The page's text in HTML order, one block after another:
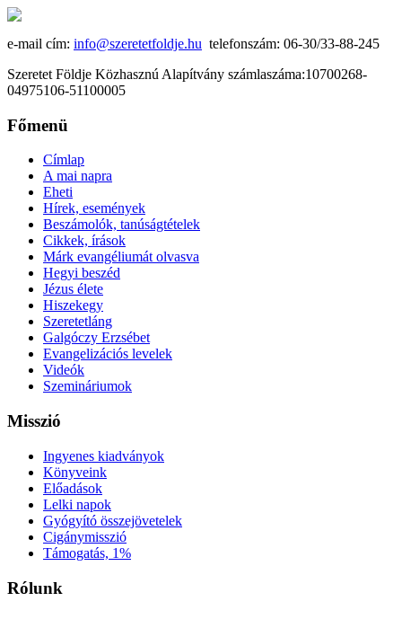
e-mail cím: info@szeretetfoldje.hu telefonszám: 06-30/33-88-245
Szeretet Földje Közhasznú Alapítvány számlaszáma:10700268-
04975106-51100005
Főmenü
Címlap
A mai napra
Eheti
Hírek, események
Beszámolók, tanúságtételek
Cikkek, írások
Márk evangéliumát olvasva
Hegyi beszéd
Jézus élete
Hiszekegy
Szeretetláng
Galgóczy Erzsébet
Evangelizációs levelek
Videók
Szemináriumok
Misszió
Ingyenes kiadványok
Könyveink
Előadások
Lelki napok
Gyógyító összejövetelek
Cigánymisszió
Támogatás, 1%
Rólunk